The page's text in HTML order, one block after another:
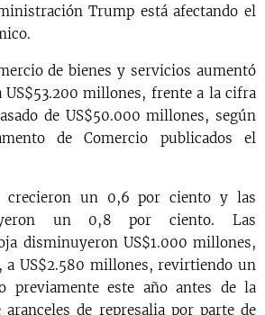
Trump está afectando el
de bienes y servicios aumentó
millones, frente a la cifra
de US$50.000 millones, según
de Comercio publicados el
crecieron un 0,6 por ciento y las
un 0,8 por ciento. Las
disminuyeron US$1.000 millones,
US$2.580 millones, revirtiendo un
previamente este año antes de la
de represalia por parte de